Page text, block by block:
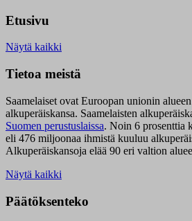
Etusivu
Näytä kaikki
Tietoa meistä
Saamelaiset ovat Euroopan unionin
alkuperäiskansa. Saamelaisten
Suomen perustuslaissa. Noin 6 prosenttia
eli 476 miljoonaa ihmistä kuuluu
Alkuperäiskansoja elää 90 eri valtion
Näytä kaikki
Päätöksenteko